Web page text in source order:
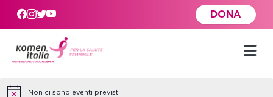
Skip to main content
DONA
Non ci sono eventi previsti.